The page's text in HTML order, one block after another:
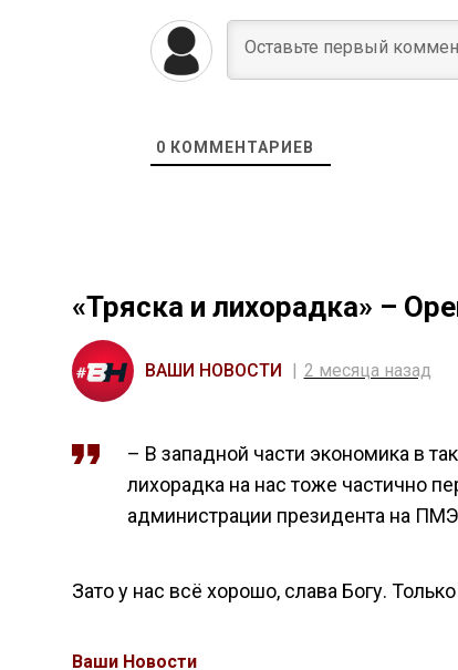
0 КОММЕНТАРИЕВ
«Тряска и лихорадка» –
ВАШИ НОВОСТИ 2 месяца назад
– В западной части экономика в
лихорадка на нас тоже частично
администрации президента на
Зато у нас всё хорошо, слава Богу.
Ваши Новости